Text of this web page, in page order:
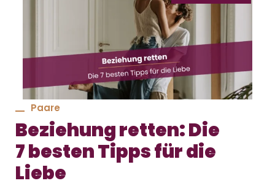
Paare
Beziehung retten: Die
7 besten Tipps für die
Liebe